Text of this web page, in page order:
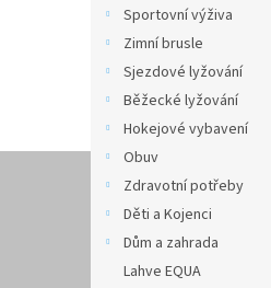
Sportovní výživa
Zimní brusle
Sjezdové lyžování
Běžecké lyžování
Hokejové vybavení
Obuv
Zdravotní potřeby
Děti a Kojenci
Dům a zahrada
Lahve EQUA